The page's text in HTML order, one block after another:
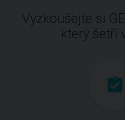
Vyzkoušejte si
který šetří